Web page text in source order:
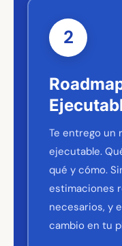
2
Te entrego un
ejecutable.
qué y cómo.
estimaciones
necesarios, y
cambio en tu